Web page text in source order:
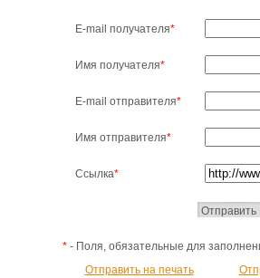
E-mail получателя*
Имя получателя*
E-mail отправителя*
Имя отправителя*
Ссылка*
*- Поля, обязательные для
Отправить на печать